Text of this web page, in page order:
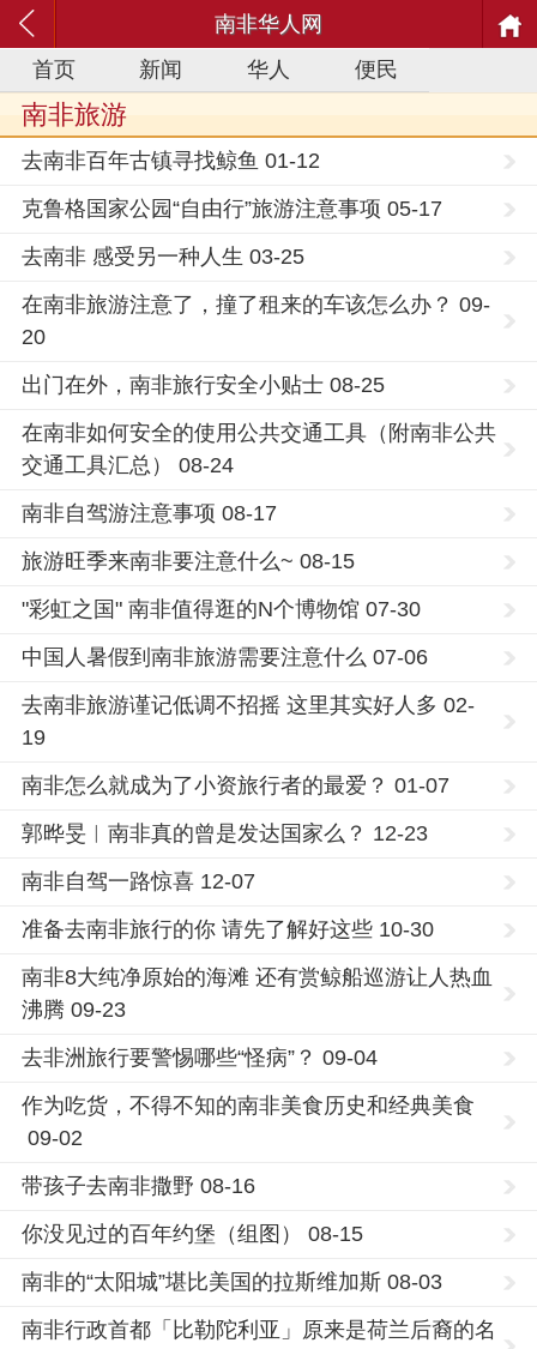
南非华人网
首页
新闻 华人 便民
南非旅游
去南非百年古镇寻找鲸鱼 01-12
克鲁格国家公园“自由行”旅游注意事项 05-17
去南非 感受另一种人生 03-25
在南非旅游注意了，撞了租来的车该怎么办？ 09-
20
出门在外，南非旅行安全小贴士 08-25
在南非如何安全的使用公共交通工具（附南非公共
交通工具汇总） 08-24
南非自驾游注意事项 08-17
旅游旺季来南非要注意什么~ 08-15
"彩虹之国" 南非值得逛的N个博物馆 07-30
中国人暑假到南非旅游需要注意什么 07-06
去南非旅游谨记低调不招摇 这里其实好人多 02-
19
南非怎么就成为了小资旅行者的最爱？ 01-07
郭晔旻︱南非真的曾是发达国家么？ 12-23
南非自驾一路惊喜 12-07
准备去南非旅行的你 请先了解好这些 10-30
南非8大纯净原始的海滩 还有赏鲸船巡游让人热血
沸腾 09-23
去非洲旅行要警惕哪些“怪病”？ 09-04
作为吃货，不得不知的南非美食历史和经典美食
09-02
带孩子去南非撒野 08-16
你没见过的百年约堡（组图） 08-15
南非的“太阳城”堪比美国的拉斯维加斯 08-03
南非行政首都「比勒陀利亚」原来是荷兰后裔的名